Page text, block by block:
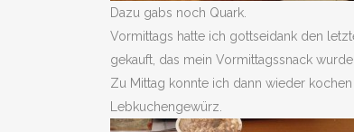
Dazu gabs noch Quark.
Vormittags hatte ich gottseidank den
gekauft, das mein Vormittagssnack wurde.
Zu Mittag konnte ich dann wieder
Lebkuchengewürz.